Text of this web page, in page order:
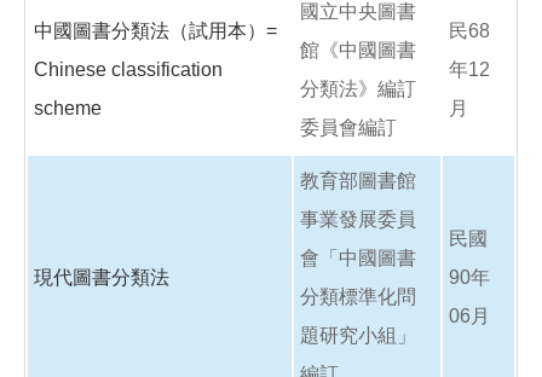
中國圖書分類法（試用本）=
Chinese classification
scheme
國立中央圖書
館《中國圖書
分類法》編訂
委員會編訂
民68
年12
月
現代圖書分類法
教育部圖書館
事業發展委員
會「中國圖書
分類標準化問
題研究小組」
民國
90年
06月